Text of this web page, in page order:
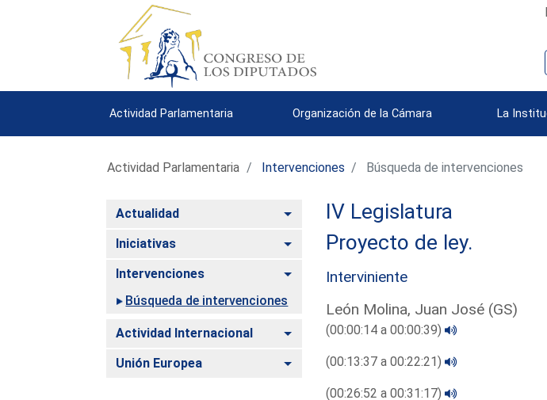
Actividad Parlamentaria Organización de la Cámara La
Actividad Parlamentaria Intervenciones Búsqueda de intervenciones
Actualidad Alternar
Iniciativas Alternar
Intervenciones
Alternar
Búsqueda de intervenciones
Actividad Internacional Alternar
Unión Europea Alternar
IV Legislatura
Proyecto de ley.
Interviniente
León Molina, Juan José (GS)
(00:00:14 a 00:00:39)
(00:13:37 a 00:22:21)
(00:26:52 a 00:31:17)